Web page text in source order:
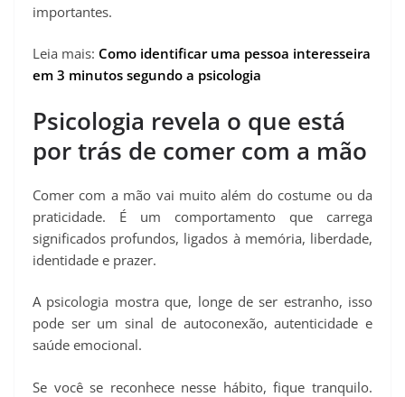
importantes.
Leia mais: Como identificar uma pessoa interesseira
em 3 minutos segundo a psicologia
Psicologia revela o que está
por trás de comer com a mão
Comer com a mão vai muito além do costume ou da
praticidade. É um comportamento que carrega
significados profundos, ligados à memória, liberdade,
identidade e prazer.
A psicologia mostra que, longe de ser estranho, isso
pode ser um sinal de autoconexão, autenticidade e
saúde emocional.
Se você se reconhece nesse hábito, fique tranquilo.